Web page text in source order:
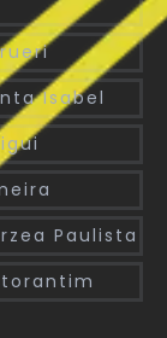
Isabel
Paulista